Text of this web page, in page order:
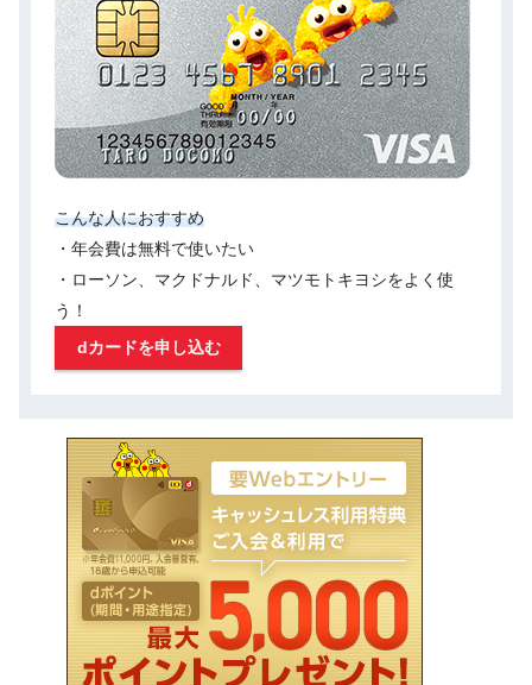
こんな人におすすめ
・年会費は無料で使いたい
・ローソン、マクドナルド、マツモトキヨシをよく使
う！
dカードを申し込む